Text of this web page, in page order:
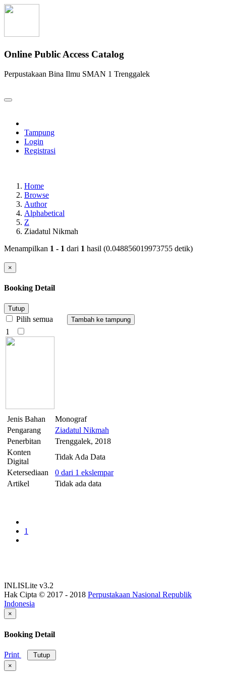
Online Public Access Catalog
Perpustakaan Bina Ilmu SMAN 1 Trenggalek
Tampung
Login
Registrasi
Home
Browse
Author
Alphabetical
Z
Ziadatul Nikmah
Menampilkan 1 - 1 dari 1 hasil (0.048856019973755 detik)
×
Booking Detail
Tutup
Pilih semua
1
Jenis Bahan
Monograf
Pengarang
Ziadatul Nikmah
Penerbitan
Trenggalek, 2018
Konten
Digital
Tidak Ada Data
Ketersediaan
0 dari 1 ekslempar
Artikel
Tidak ada data
1
INLISLite v3.2
Hak Cipta © 2017 - 2018 Perpustakaan Nasional Republik
Indonesia
×
Booking Detail
Print
Tutup
×